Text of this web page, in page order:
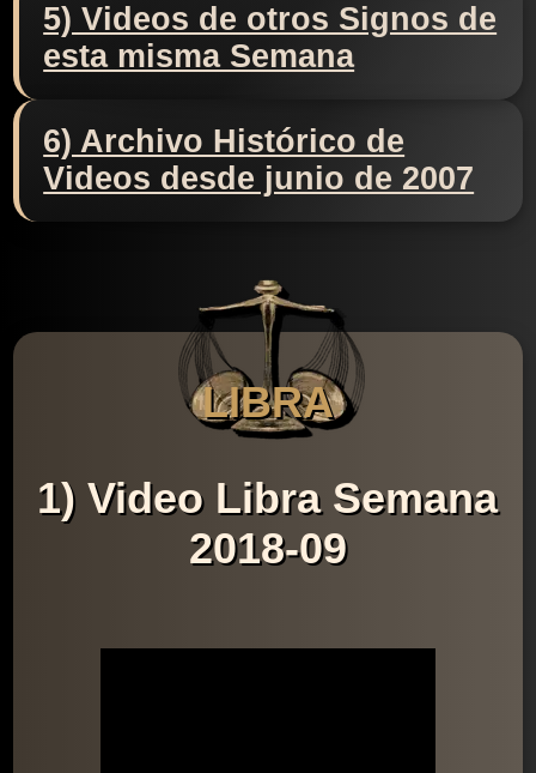
5) Videos de otros Signos de
esta misma Semana
6) Archivo Histórico de
Videos desde junio de 2007
LIBRA
1) Video Libra Semana
2018-09